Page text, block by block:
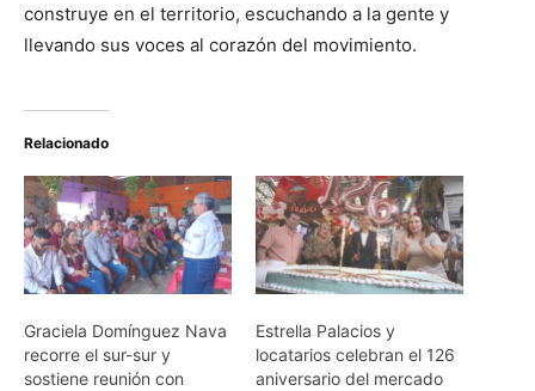
construye en el territorio, escuchando a la gente y
llevando sus voces al corazón del movimiento.
Relacionado
Graciela Domínguez Nava
recorre el sur-sur y
sostiene reunión con
Estrella Palacios y
locatarios celebran el 126
aniversario del mercado